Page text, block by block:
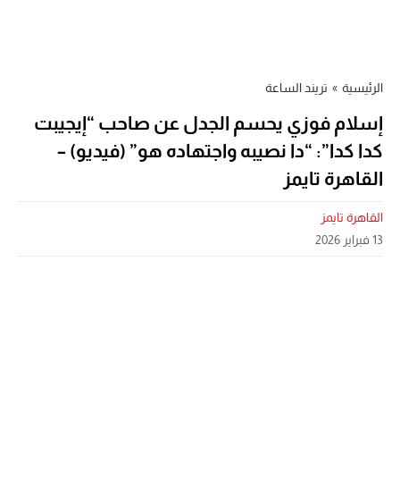
الرئيسية » تريند الساعة
إسلام فوزي يحسم الجدل عن صاحب “إيجيبت
كدا كدا”: “دا نصيبه واجتهاده هو” (فيديو) –
القاهرة تايمز
القاهرة تايمز
13 فبراير 2026